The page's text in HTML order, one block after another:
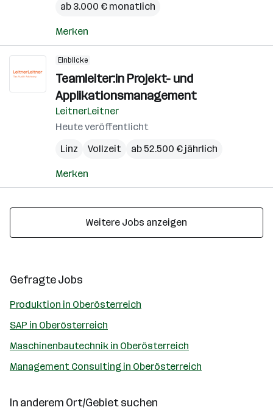
ab 3.000 € monatlich
Merken
Einblicke
Teamleiter:in Projekt- und
Applikationsmanagement
LeitnerLeitner
Heute veröffentlicht
Linz
Vollzeit ab 52.500 € jährlich
Merken
Weitere Jobs anzeigen
Gefragte Jobs
Produktion in Oberösterreich
SAP in Oberösterreich
Maschinenbautechnik in Oberösterreich
Management Consulting in Oberösterreich
In anderem Ort/Gebiet suchen